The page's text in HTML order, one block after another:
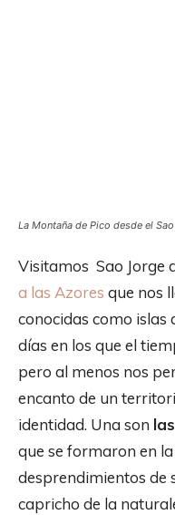
La Montaña de Pico desde el
Visitamos Sao Jorge
a las Azores que nos
conocidas como islas
días en los que el
pero al menos nos
encanto de un
identidad. Una son
que se formaron en
desprendimientos de
capricho de la